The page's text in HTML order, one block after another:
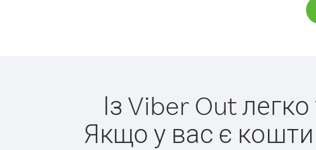
Із Viber Out
Якщо у вас є